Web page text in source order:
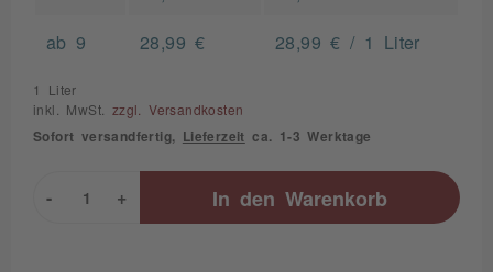
ab9 28,99 € 28,99 € / 1 Liter
1 Liter
inkl. MwSt. zzgl. Versandkosten
Sofort versandfertig, Lieferzeit ca. 1-3 Werktage
+
- In den Warenkorb